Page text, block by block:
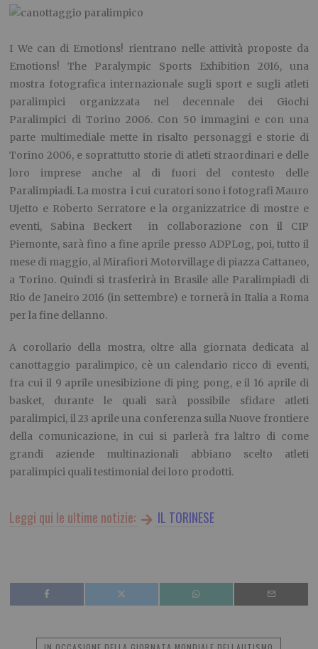
I We can di Emotions! rientrano nelle attività proposte da
Emotions! The Paralympic Sports Exhibition 2016, una
mostra fotografica internazionale sugli sport e sugli atleti
paralimpici organizzata nel decennale dei Giochi
Paralimpici di Torino 2006. Con 50 immagini e con una
parte multimediale mette in risalto personaggi e storie di
Torino 2006, e soprattutto storie di atleti straordinari e delle
loro imprese anche al di fuori del contesto delle
Paralimpiadi. La mostra  i cui curatori sono i fotografi Mauro
Ujetto e Roberto Serratore e la organizzatrice di mostre e
eventi, Sabina Beckert  in collaborazione con il CIP
Piemonte, sarà fino a fine aprile presso ADPLog, poi, tutto il
mese di maggio, al Mirafiori Motorvillage di piazza Cattaneo,
a Torino. Quindi si trasferirà in Brasile alle Paralimpiadi di
Rio de Janeiro 2016 (in settembre) e tornerà in Italia a Roma
per la fine dellanno.
A corollario della mostra, oltre alla giornata dedicata al
canottaggio paralimpico, cè un calendario ricco di eventi,
fra cui il 9 aprile unesibizione di ping pong, e il 16 aprile di
basket, durante le quali sarà possibile sfidare atleti
paralimpici, il 23 aprile una conferenza sulla Nuove frontiere
della comunicazione, in cui si parlerà fra laltro di come
grandi aziende multinazionali abbiano scelto atleti
paralimpici quali testimonial dei loro prodotti.
Leggi qui le ultime notizie: IL TORINESE